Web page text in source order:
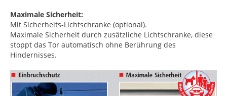
Maximale Sicherheit:
Mit Sicherheits-Lichtschranke (optional).
Maximale Sicherheit durch zusätzliche Lichtschranke, diese
stoppt das Tor automatisch ohne Berührung des
Hindernisses.